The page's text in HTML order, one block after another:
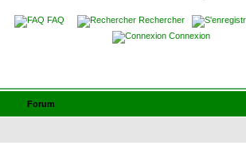
FAQ Rechercher
Connexion
Forum